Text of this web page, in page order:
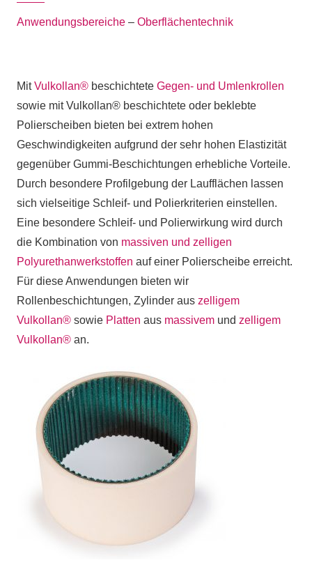
Anwendungsbereiche – Oberflächentechnik
MitVulkollan® beschichtete Gegen- und Umlenkrollen
sowie mit Vulkollan® beschichtete oder beklebte
Polierscheiben bieten bei extrem hohen
Geschwindigkeiten aufgrund der sehr hohen Elastizität
gegenüber Gummi-Beschichtungen erhebliche Vorteile.
Durch besondere Profilgebung der Laufflächen lassen
sich vielseitige Schleif- und Polierkriterien einstellen.
Eine besondere Schleif- und Polierwirkung wird durch
die Kombination von massiven und zelligen
Polyurethanwerkstoffen auf einer Polierscheibe erreicht.
Für diese Anwendungen bieten wir
Rollenbeschichtungen, Zylinder aus zelligem
Vulkollan® sowie Platten aus massivem und zelligem
Vulkollan® an.